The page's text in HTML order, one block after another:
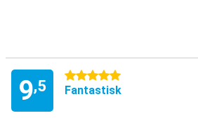
9,5
5 stjärnor
Fantastisk